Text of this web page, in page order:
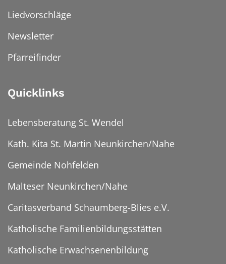
Liedvorschläge
Newsletter
Pfarreifinder
Quicklinks
Lebensberatung St. Wendel
Kath. Kita St. Martin Neunkirchen/Nahe
Gemeinde Nohfelden
Malteser Neunkirchen/Nahe
Caritasverband Schaumberg-Blies e.V.
Katholische Familienbildungsstätten
Katholische Erwachsenenbildung